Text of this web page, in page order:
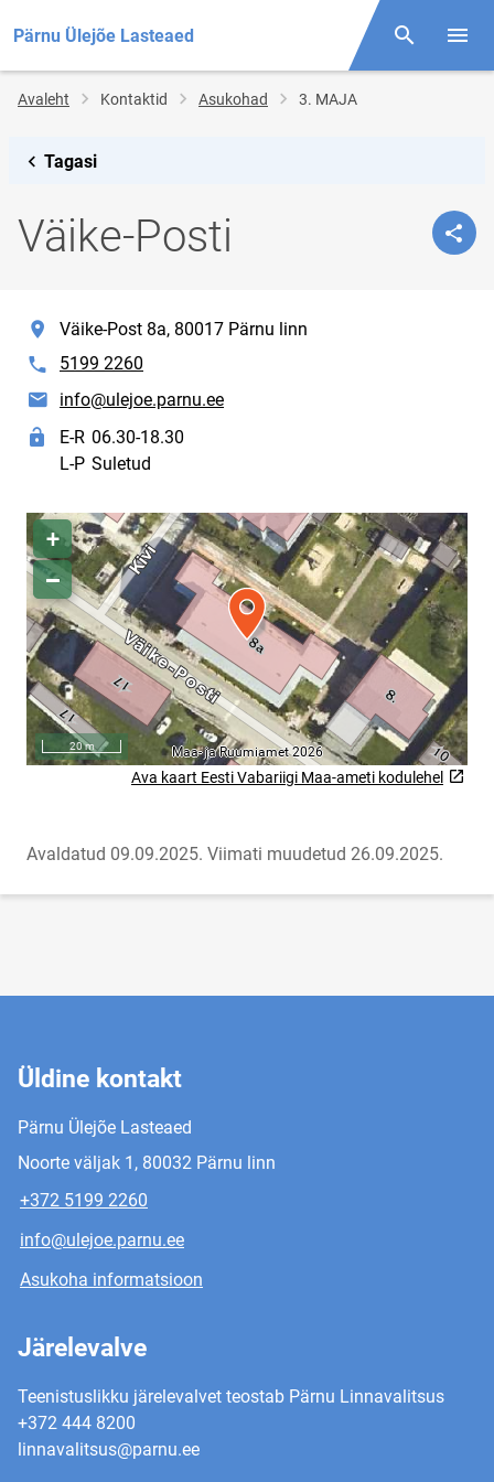
Pärnu Ülejõe Lasteaed Otsing
Jälglink
Avaleht Kontaktid Asukohad 3. MAJA
Väike-Posti
Tagasi
locationVäike-Post 8a, 80017 Pärnu linn
phone5199 2260
E-postinfo@ulejoe.parnu.ee
Lahtiolekuajad
E-R 06.30-18.30
L-P Suletud
Asukoha kaart
Ava kaart Eesti Vabariigi Maa-ameti kodulehel
Link will open on a new page
Avaldatud 09.09.2025. Viimati muudetud 26.09.2025.
Üldine kontakt
Pärnu Ülejõe Lasteaed
Noorte väljak 1, 80032 Pärnu linn
+372 5199 2260
info@ulejoe.parnu.ee
Asukoha informatsioon
Järelevalve
Teenistuslikku järelevalvet teostab Pärnu Linnavalitsus
+372 444 8200
linnavalitsus@parnu.ee